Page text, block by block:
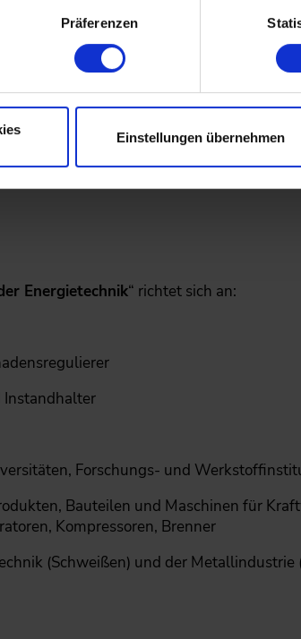
Präferenzen
Einstellungen übernehmen
Anlagen
Herunterladen
Energietechnik“ richtet sich an:
Instandhalter
Forschungs- und
Bauteilen und Maschinen für
Kompressoren, Brenner
(Schweißen) und der Metallindustrie